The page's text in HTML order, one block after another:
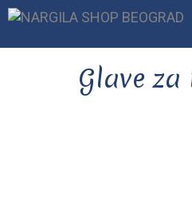
Skip
content
Glave